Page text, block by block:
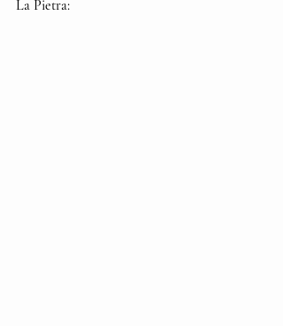
La Pietra: